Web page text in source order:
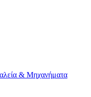
& Μηχανήματα